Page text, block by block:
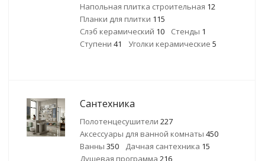
Напольная плитка строительная 12
Планки для плитки 115
Слэб керамический 10 Стенды 1
Ступени 41 Уголки керамические 5
Сантехника
Полотенцесушители 227
Аксессуары для ванной комнаты 450
Ванны 350 Дачная сантехника 15
Душевая программа 216